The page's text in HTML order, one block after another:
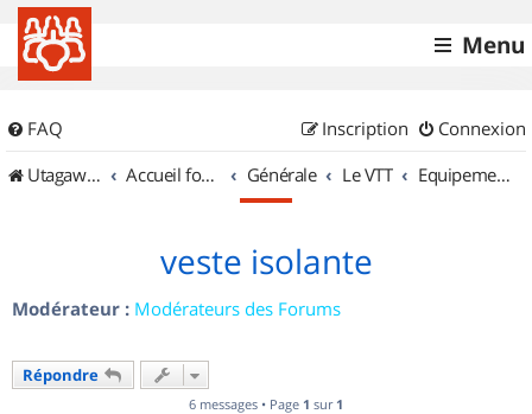
Menu
FAQ Connexion
Inscription
UtagawaVTT (Randos VTT et VTTAE avec traces GPS)
Accueil forum Générale Le VTT Equipements et Accessoires
veste isolante
Modérateur : Modérateurs des Forums
Répondre
6 messages • Page 1 sur 1